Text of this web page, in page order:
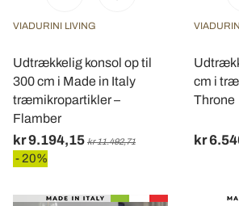
VIADURINI LIVING
Udtrækkelig konsol op til
300 cm i Made in Italy
træmikropartikler –
Flamber
kr 9.194,15 kr 11.492,71
- 20%
cm i
Throne
kr